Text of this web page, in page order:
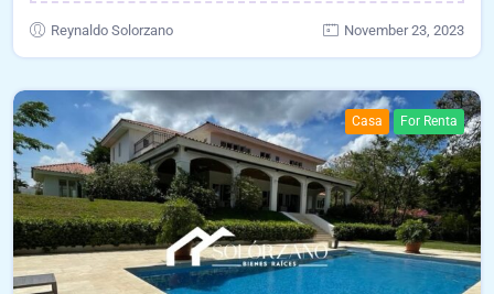
Reynaldo Solorzano November 23, 2023
Casa For Renta